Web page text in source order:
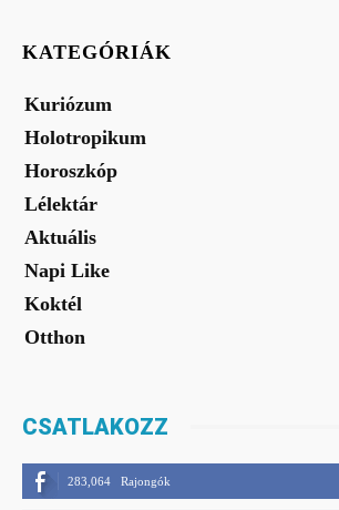
KATEGÓRIÁK
Kuriózum
Holotropikum
Horoszkóp
Lélektár
Aktuális
Napi Like
Koktél
Otthon
CSATLAKOZZ
283,064 Rajongók